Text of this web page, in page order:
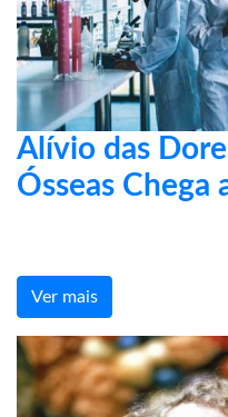
Alívio das
Ósseas Chega
Ver mais